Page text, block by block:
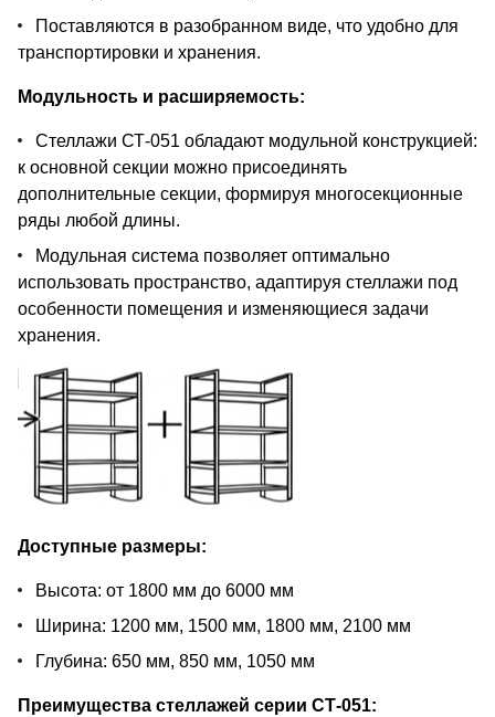
Поставляются в разобранном виде, что удобно для
транспортировки и хранения.
Модульность и расширяемость:
Стеллажи СТ-051 обладают модульной конструкцией:
к основной секции можно присоединять
дополнительные секции, формируя многосекционные
ряды любой длины.
Модульная система позволяет оптимально
использовать пространство, адаптируя стеллажи под
особенности помещения и изменяющиеся задачи
хранения.
Доступные размеры:
Высота: от 1800 мм до 6000 мм
Ширина: 1200 мм, 1500 мм, 1800 мм, 2100 мм
Глубина: 650 мм, 850 мм, 1050 мм
Преимущества стеллажей серии СТ-051: